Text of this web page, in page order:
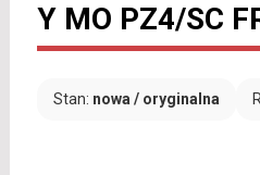
Y MO PZ4/SC
Stan: nowa / oryginalna